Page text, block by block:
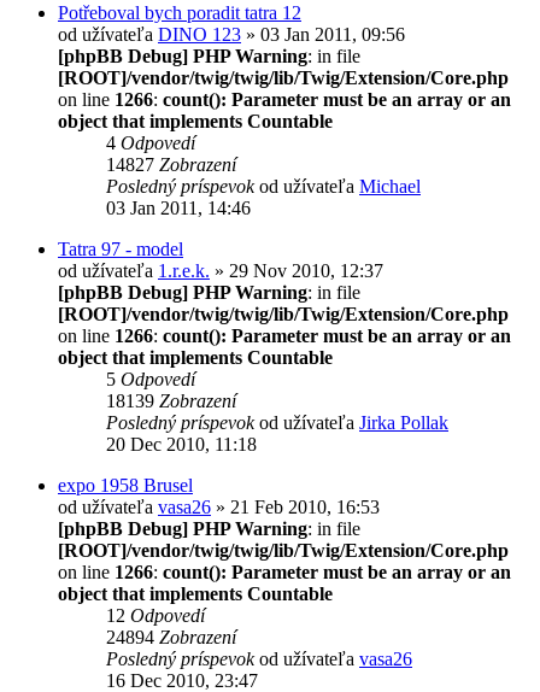
Potřeboval bych poradit tatra 12
od užívateľa DINO 123 » 03 Jan 2011, 09:56
[phpBB Debug] PHP Warning: in file
[ROOT]/vendor/twig/twig/lib/Twig/Extension/Core.php
on line 1266: count(): Parameter must be an array or an
object that implements Countable
4 Odpovedí
14827 Zobrazení
Posledný príspevokod užívateľa Michael
03 Jan 2011, 14:46
Tatra 97 - model
od užívateľa 1.r.e.k. » 29 Nov 2010, 12:37
[phpBB Debug] PHP Warning: in file
[ROOT]/vendor/twig/twig/lib/Twig/Extension/Core.php
on line 1266: count(): Parameter must be an array or an
object that implements Countable
5 Odpovedí
18139 Zobrazení
Posledný príspevokod užívateľa Jirka Pollak
20 Dec 2010, 11:18
expo 1958 Brusel
od užívateľa vasa26 » 21 Feb 2010, 16:53
[phpBB Debug] PHP Warning: in file
[ROOT]/vendor/twig/twig/lib/Twig/Extension/Core.php
on line 1266: count(): Parameter must be an array or an
object that implements Countable
12 Odpovedí
24894 Zobrazení
Posledný príspevokod užívateľa vasa26
16 Dec 2010, 23:47